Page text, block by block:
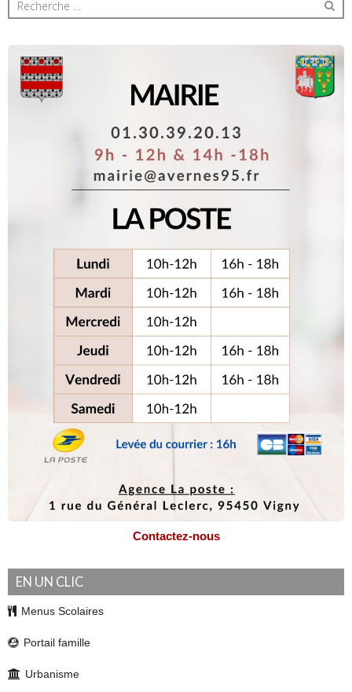
Contactez-nous
EN UN CLIC
Menus Scolaires
Portail famille
Urbanisme